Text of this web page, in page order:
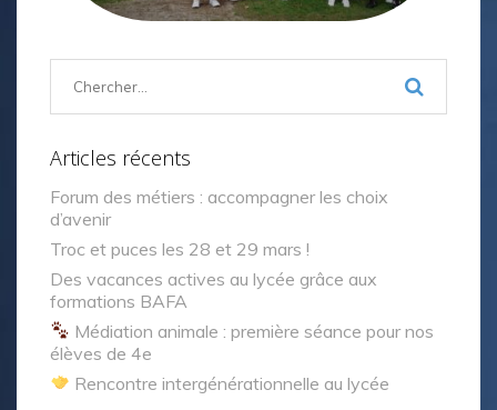
Articles récents
Forum des métiers : accompagner les choix
d’avenir
Troc et puces les 28 et 29 mars !
Des vacances actives au lycée grâce aux
formations BAFA
Médiation animale : première séance pour nos
élèves de 4e
Rencontre intergénérationnelle au lycée